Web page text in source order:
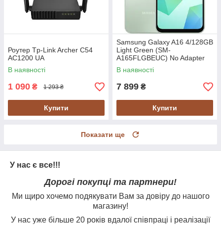
Роутер Tp-Link Archer C54
AC1200 UA
В наявності
1 090 ₴ 1 293 ₴
Купити
Samsung Galaxy A16 4/128GB
Light Green (SM-
A165FLGBEUС) No Adapter
UA UCRF
В наявності
7 899 ₴
Купити
Показати ще
У нас є все!!!
Дорогі покупці та партнери!
Ми щиро хочемо подякувати Вам за довіру до нашого
магазину!
У нас уже більше 20 років вдалої співпраці і реалізації